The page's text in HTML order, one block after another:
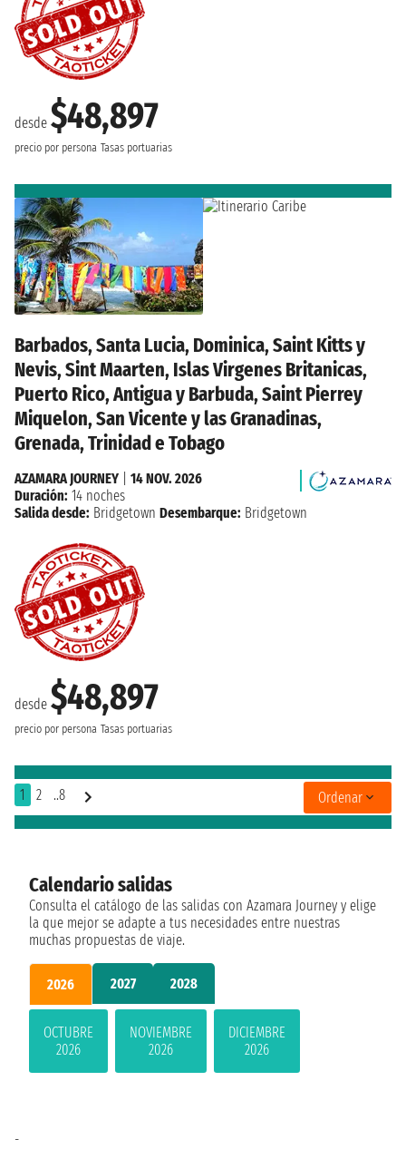
desde $48,897
precio por persona Tasas portuarias
Barbados, Santa Lucia, Dominica, Saint Kitts y
Nevis, Sint Maarten, Islas Virgenes Britanicas,
Puerto Rico, Antigua y Barbuda, Saint Pierrey
Miquelon, San Vicente y las Granadinas,
Grenada, Trinidad e Tobago
desde $48,897
precio por persona Tasas portuarias
AZAMARA JOURNEY
14 NOV. 2026
Duración: 14 noches
Salida desde: Bridgetown Desembarque: Bridgetown
1 2 ..8 Ordenar
Calendario salidas
Consulta el catálogo de las salidas con Azamara Journey y elige
la que mejor se adapte a tus necesidades entre nuestras
muchas propuestas de viaje.
2026 2027 2028
OCTUBRE
2026
NOVIEMBRE
2026
DICIEMBRE
2026
-